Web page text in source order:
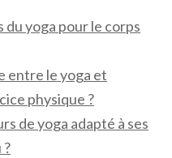
yoga pour le corps
entre le yoga et
physique ?
de yoga adapté à ses
?